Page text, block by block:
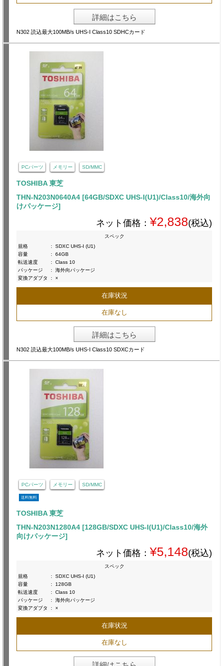
詳細はこちら
N302 読込最大100MB/s UHS-I Class10 SDHCカード
PCパーツ メモリー SD/MMC
TOSHIBA 東芝
THN-N203N0640A4 [64GB/SDXC UHS-I(U1)/Class10/海外向
けパッケージ]
ネット価格： ¥2,838(税込)
スペック
規格
:
SDXC UHS-I (U1)
容量
:
64GB
転送速度
:
Class 10
パッケージ
:
海外向パッケージ
変換アダプタ
: ×
在庫状況
在庫なし
詳細はこちら
N302 読込最大100MB/s UHS-I Class10 SDXCカード
PCパーツ メモリー SD/MMC
送料無料
TOSHIBA 東芝
THN-N203N1280A4 [128GB/SDXC UHS-I(U1)/Class10/海外
向けパッケージ]
ネット価格： ¥5,148(税込)
スペック
規格
:
SDXC UHS-I (U1)
容量
:
128GB
転送速度
:
Class 10
パッケージ
:
海外向パッケージ
変換アダプタ
: ×
在庫状況
在庫なし